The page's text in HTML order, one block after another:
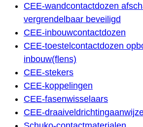
CEE-wandcontactdozen
vergrendelbaar beveiligd
CEE-inbouwcontactdozen
CEE-toestelcontactdozen
inbouw(flens)
CEE-stekers
CEE-koppelingen
CEE-fasenwisselaars
CEE-